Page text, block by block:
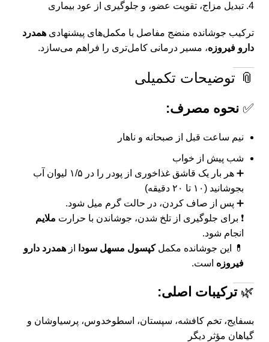
تبدیل مزاج، تقویت عضو، و جلوگیری از عود بیماری
ترکیب جوشانده منضج مفاصل با مکمل‌های پیشنهادی همدرد
دارو فیروزه، مسیر درمانی کامل‌تری را فراهم می‌سازد.
📎 توضیحات تکمیلی
✅ نحوه مصرف:
نیم ساعت قبل از صبحانه و ناهار
شب پیش از خواب
➕ هر بار یک قاشق غذاخوری از پودر را در ۱/۵ لیوان آب
بجوشانید (۱۰ تا ۲۰ دقیقه)
➕ پس از صاف کردن، در حالت گرم میل شود.
❗ برای جلوگیری از تلخ شدن، جوشاندن با حرارت ملایم
انجام شود.
💊 این جوشانده مکملکپسول مسهل سودا از همدرد دارو
فیروزه است.
🌿ترکیبات اصلی:
بسفایج، تخم کافشه، سپستان، اسطوخدوس، پرسیاوشان و
گیاهان مؤثر دیگر